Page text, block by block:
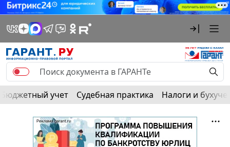
Бюджетный учет Судебная практика Налоги и